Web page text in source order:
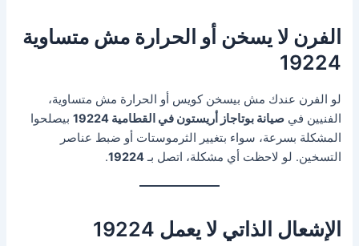
الفرن لا يسخن أو الحرارة مش متساوية
19224
لو الفرن عندك مش بيسخن كويس أو الحرارة مش متساوية،
الفنيين فيصيانة بوتاجاز أريستون في القطامية 19224
بيصلحوا
المشكلة بسرعة، سواء بتغيير الثرموستات أو ضبط عناصر
التسخين. لو لاحظت أي مشكلة، اتصل بـ19224
.
الإشعال الذاتي لا يعمل 19224